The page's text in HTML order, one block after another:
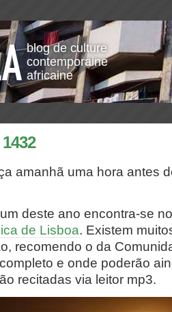
blog de culture
contemporaine
africaine
amanhã uma hora antes
deste ano encontra-se
de Lisboa. Existem
recomendo o da
e onde poderão
recitadas via leitor mp3.